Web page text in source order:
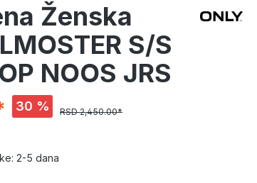
Ženska
S/S
NOOS JRS
30 % RSD 2,450.00*
2-5 dana